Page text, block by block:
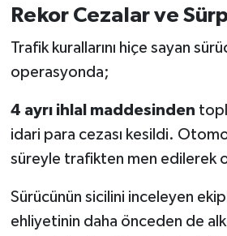
Rekor Cezalar ve
Trafik kurallarını hiçe sayan
operasyonda;
4 ayrı ihlal maddesinden
idari para cezası kesildi.
süreyle trafikten men edilerek
Sürücünün sicilini inceleyen
ehliyetinin daha önceden de